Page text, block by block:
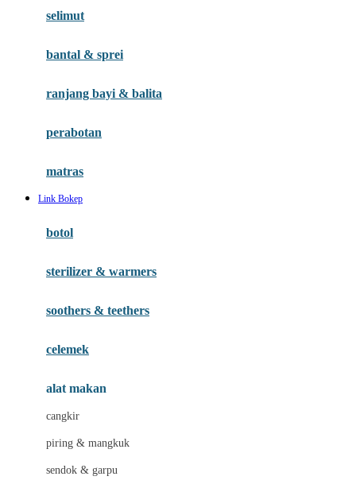
Habbie
Haenim
Hauck
Havaianas
Hybrid
I
Inlacta DHA
Ivenet
selimut
bantal & sprei
ranjang bayi & balita
perabotan
matras
Link Bokep
botol
sterilizer & warmers
soothers & teethers
celemek
alat makan
cangkir
piring & mangkuk
sendok & garpu